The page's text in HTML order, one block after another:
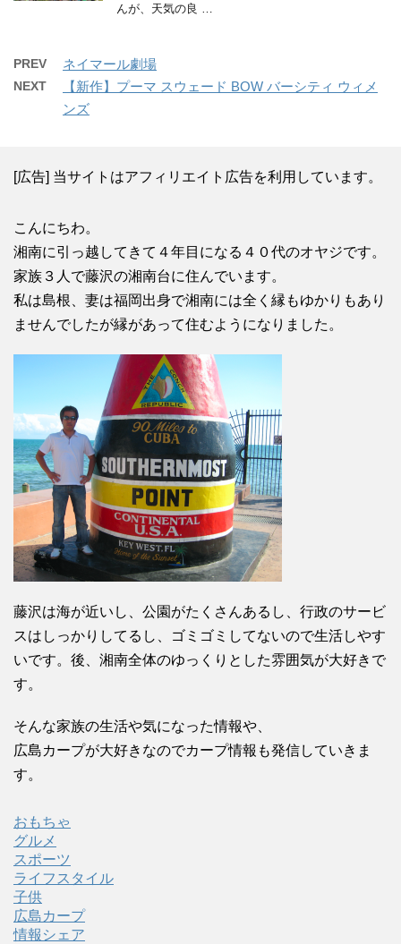
んが、天気の良 …
PREV ネイマール劇場
NEXT
【新作】プーマ スウェード BOW バーシティ ウィメ
ンズ
[広告] 当サイトはアフィリエイト広告を利用しています。
こんにちわ。
湘南に引っ越してきて４年目になる４０代のオヤジです。
家族３人で藤沢の湘南台に住んでいます。
私は島根、妻は福岡出身で湘南には全く縁もゆかりもあり
ませんでしたが縁があって住むようになりました。
藤沢は海が近いし、公園がたくさんあるし、行政のサービ
スはしっかりしてるし、ゴミゴミしてないので生活しやす
いです。後、湘南全体のゆっくりとした雰囲気が大好きで
す。
そんな家族の生活や気になった情報や、
広島カープが大好きなのでカープ情報も発信していきま
す。
おもちゃ
グルメ
スポーツ
ライフスタイル
子供
広島カープ
情報シェア